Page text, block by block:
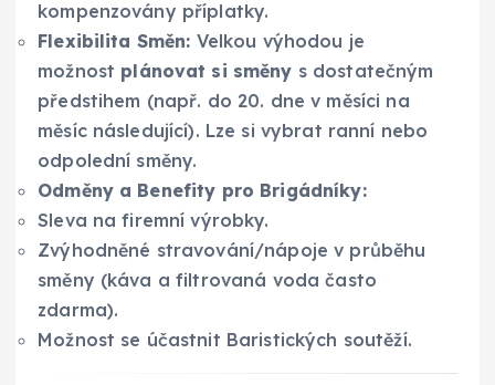
kompenzovány příplatky.
Flexibilita Směn: Velkou výhodou je
možnost plánovat si směny s dostatečným
předstihem (např. do 20. dne v měsíci na
měsíc následující). Lze si vybrat ranní nebo
odpolední směny.
Odměny a Benefity pro Brigádníky:
Sleva na firemní výrobky.
Zvýhodněné stravování/nápoje v průběhu
směny (káva a filtrovaná voda často
zdarma).
Možnost se účastnit Baristických soutěží.